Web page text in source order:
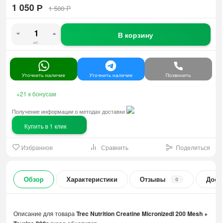
1 050 Р 1 500Р
шт.
В корзину
Уточнить наличие Уточнить наличие Позвонить
+21 к бонусам
Избранное Сравнить Поделиться
Получение информации о методах доставки
Купить в 1 клик
Обзор Характеристики Отзывы 0
Описание для товараTrec Nutrition Creatine MicronizedI 200 Mesh +